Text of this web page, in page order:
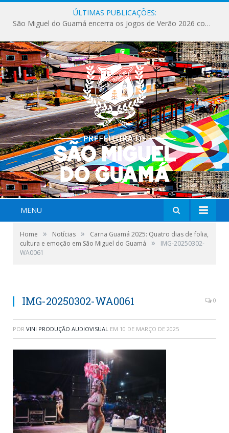
ÚLTIMAS PUBLICAÇÕES:
São Miguel do Guamá encerra os Jogos de Verão 2026 com sucesso de público e competições.
MENU
Home » Notícias »
Carna Guamá 2025: Quatro dias de folia,
cultura e emoção em São Miguel do Guamá
»
IMG-20250302-
WA0061
IMG-20250302-WA0061 0
POR VINI PRODUÇÃO AUDIOVISUAL EM 10 DE MARÇO DE 2025